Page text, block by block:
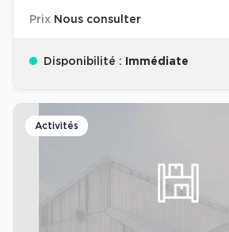
Prix Nous consulter
Disponibilité : Immédiate
Activités